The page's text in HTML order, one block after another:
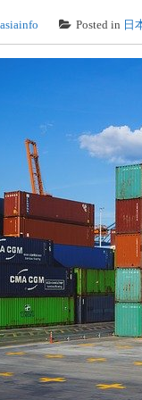
asiainfo Posted in 日